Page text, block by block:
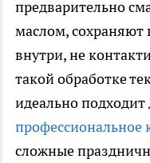
предварительно
маслом, сохраняют
внутри, не
такой обработке
идеально подходит
профессиональное
сложные